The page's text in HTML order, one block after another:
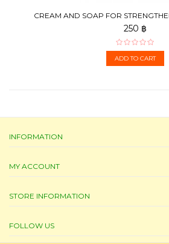
CREAM AND SOAP FOR
ENLARGEMENT,...
250 ฿
ADD TO CART
INFORMATION
MY ACCOUNT
STORE INFORMATION
FOLLOW US